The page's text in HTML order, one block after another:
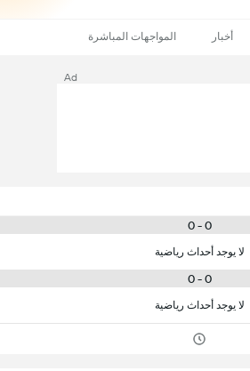
أخبار المواجهات المباشرة
Ad
0 - 0
لا يوجد أحداث رياضية
0 - 0
لا يوجد أحداث رياضية